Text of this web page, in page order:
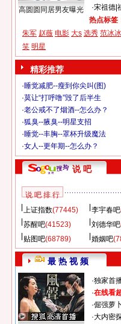
高圆圆同居男友曝光
·宋祖德|
热点标签
朱军 赵薇 电影 大s 选秀 范冰冰
笑 明星
精彩推荐
·睡觉减肥--瘦到你尖叫(图)
·莫让“打呼噜”毁了后半生
·老公戒不了烟酒--怎么办？
·狐臭--腋臭--明星支招
·睡觉--丰胸--罩杯升级魔法
·女人--更年期--怎么办？
说 吧
说 吧 排 行
上证指数(77445) 李宇春吧
苏醒吧(41523) 刘德华吧
贴图吧(68789) 婚姻吧
最 热 视 频
·独家首
·在线看
·倔强萝卜
·大内密